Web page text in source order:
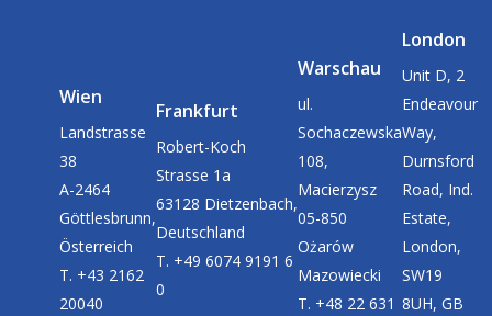
Wien
Landstrasse
38
A-2464
Göttlesbrunn,
Österreich
T. +43 2162
20040
Frankfurt
Robert-Koch
Strasse 1a
63128 Dietzenbach,
Deutschland
T. +49 6074 9191 6
0
Warschau
ul.
Sochaczewska
108,
Macierzysz
05-850
Ożarów
Mazowiecki
T. +48 22 631
London
Unit D, 2
Endeavour
Way,
Durnsford
Road, Ind.
Estate,
London,
SW19
8UH, GB